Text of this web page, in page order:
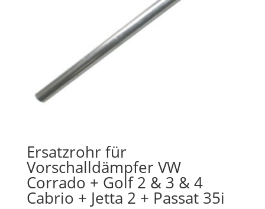
Ersatzrohr für
Vorschalldämpfer VW
Corrado + Golf 2 & 3 & 4
Cabrio + Jetta 2 + Passat 35i